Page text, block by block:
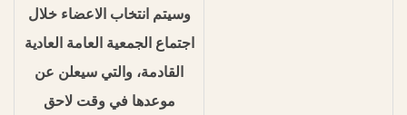
وسيتم انتخاب الاعضاء خلال
اجتماع الجمعية العامة العادية
القادمة، والتي سيعلن عن
موعدها في وقت لاحق